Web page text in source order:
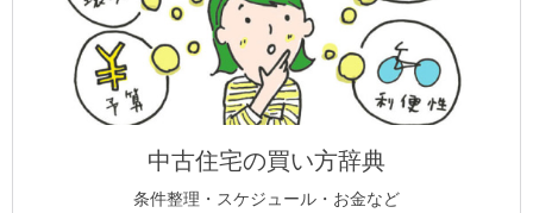
中古住宅の買い方辞典
条件整理・スケジュール・お金など